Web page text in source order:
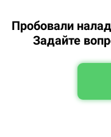
Пробовали
Задайте